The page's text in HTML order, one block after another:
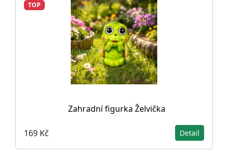
TOP
Zahradní figurka Želvička
169 Kč Detail